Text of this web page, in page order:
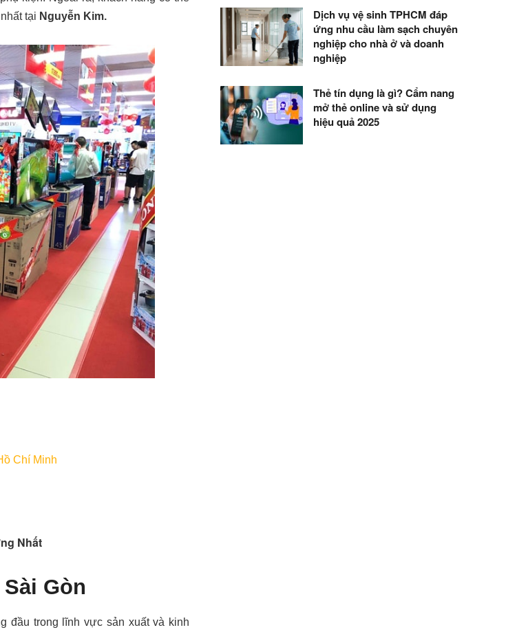
tại Nguyễn Kim.
Chí Minh
Nhất
Gòn
đầu trong lĩnh vực sản xuất và kinh
Dịch vụ vệ sinh TPHCM đáp
ứng nhu cầu làm sạch chuyên
nghiệp cho nhà ở và doanh
nghiệp
Thẻ tín dụng là gì? Cẩm nang
mở thẻ online và sử dụng
hiệu quả 2025